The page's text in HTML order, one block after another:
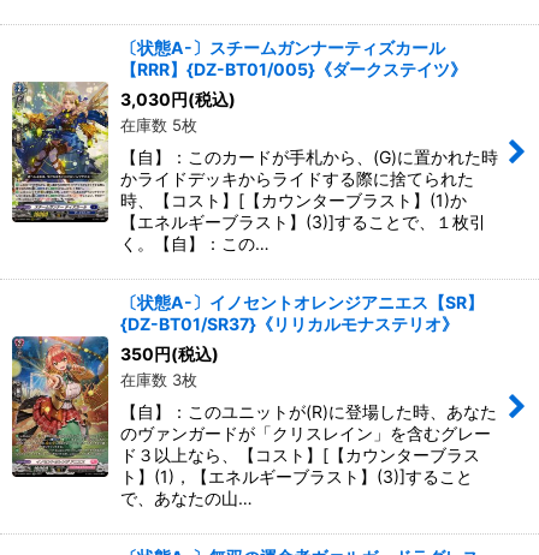
〔状態A-〕スチームガンナーティズカール
【RRR】{DZ-BT01/005}《ダークステイツ》
3,030円(税込)
在庫数 5枚
【自】：このカードが手札から、(G)に置かれた時
かライドデッキからライドする際に捨てられた
時、【コスト】[【カウンターブラスト】(1)か
【エネルギーブラスト】(3)]することで、１枚引
く。【自】：この…
〔状態A-〕イノセントオレンジアニエス【SR】
{DZ-BT01/SR37}《リリカルモナステリオ》
350円(税込)
在庫数 3枚
【自】：このユニットが(R)に登場した時、あなた
のヴァンガードが「クリスレイン」を含むグレー
ド３以上なら、【コスト】[【カウンターブラス
ト】(1)，【エネルギーブラスト】(3)]すること
で、あなたの山…